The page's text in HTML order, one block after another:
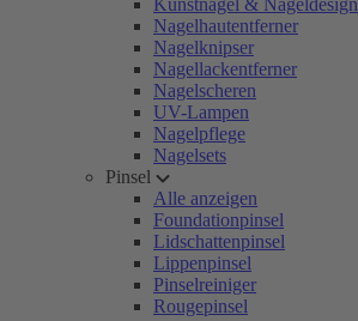
Kunstnägel & Nageldesign
Nagelhautentferner
Nagelknipser
Nagellackentferner
Nagelscheren
UV-Lampen
Nagelpflege
Nagelsets
Pinsel
Alle anzeigen
Foundationpinsel
Lidschattenpinsel
Lippenpinsel
Pinselreiniger
Rougepinsel